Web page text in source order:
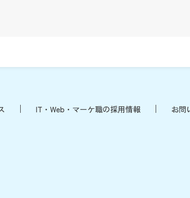
IT・Web・マーケ職の採用情報 お問